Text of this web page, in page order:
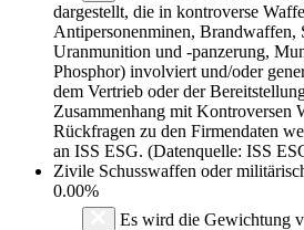
dargestellt, die in kontroverse
Antipersonenminen, Brandwaffen,
Uranmunition und -panzerung,
Phosphor) involviert und/oder
dem Vertrieb oder der
Zusammenhang mit Kontroversen
Rückfragen zu den Firmendaten
an ISS ESG. (Datenquelle: ISS
Zivile Schusswaffen oder
0.00%
Es wird die Gewichtung